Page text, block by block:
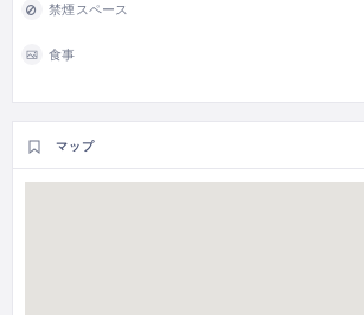
禁煙スペース
食事
マップ